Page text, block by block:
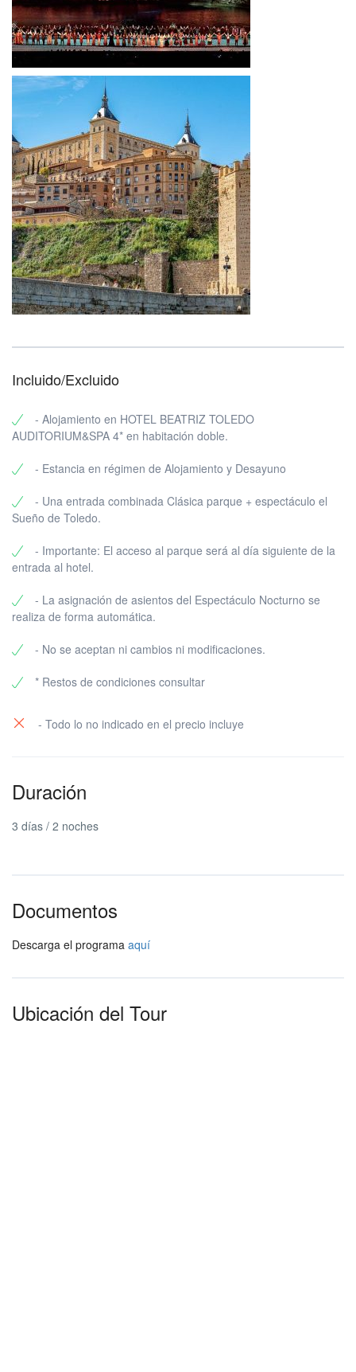
Incluido/Excluido
- Alojamiento en HOTEL BEATRIZ TOLEDO
AUDITORIUM&SPA 4* en habitación doble.
- Estancia en régimen de Alojamiento y Desayuno
- Una entrada combinada Clásica parque + espectáculo el
Sueño de Toledo.
- Importante: El acceso al parque será al día siguiente de la
entrada al hotel.
- La asignación de asientos del Espectáculo Nocturno se
realiza de forma automática.
- No se aceptan ni cambios ni modificaciones.
* Restos de condiciones consultar
- Todo lo no indicado en el precio incluye
Duración
3 días / 2 noches
Documentos
Descarga el programa aquí
Ubicación del Tour